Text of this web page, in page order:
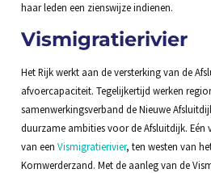
haar leden een zienswijze indienen.
Vismigratierivier
Het Rijk werkt aan de versterking van de
afvoercapaciteit. Tegelijkertijd werken
samenwerkingsverband de Nieuwe
duurzame ambities voor de Afsluitdijk. Eén
van een Vismigratierivier, ten westen van
Kornwerderzand. Met de aanleg van de